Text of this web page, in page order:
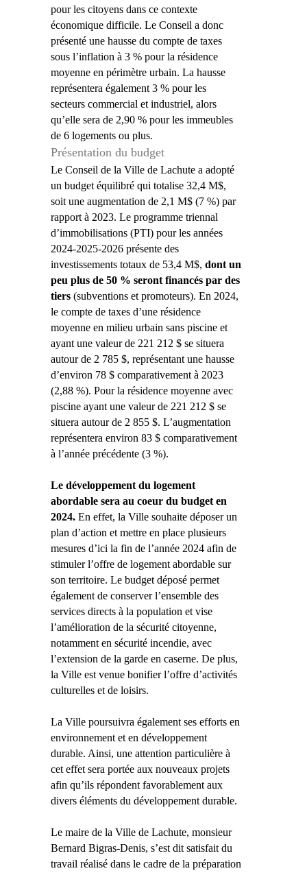
pour les citoyens dans ce contexte
économique difficile. Le Conseil a donc
présenté une hausse du compte de taxes
sous l’inflation à 3 % pour la résidence
moyenne en périmètre urbain. La hausse
représentera également 3 % pour les
secteurs commercial et industriel, alors
qu’elle sera de 2,90 % pour les immeubles
de 6 logements ou plus.
Présentation du budget
Le Conseil de la Ville de Lachute a adopté
un budget équilibré qui totalise 32,4 M$,
soit une augmentation de 2,1 M$ (7 %) par
rapport à 2023. Le programme triennal
d’immobilisations (PTI) pour les années
2024-2025-2026 présente des
investissements totaux de 53,4 M$, dont un
peu plus de 50 % seront financés par des
tiers (subventions et promoteurs). En 2024,
le compte de taxes d’une résidence
moyenne en milieu urbain sans piscine et
ayant une valeur de 221 212 $ se situera
autour de 2 785 $, représentant une hausse
d’environ 78 $ comparativement à 2023
(2,88 %). Pour la résidence moyenne avec
piscine ayant une valeur de 221 212 $ se
situera autour de 2 855 $. L’augmentation
représentera environ 83 $ comparativement
à l’année précédente (3 %).
Le développement du logement
abordable sera au coeur du budget en
2024. En effet, la Ville souhaite déposer un
plan d’action et mettre en place plusieurs
mesures d’ici la fin de l’année 2024 afin de
stimuler l’offre de logement abordable sur
son territoire. Le budget déposé permet
également de conserver l’ensemble des
services directs à la population et vise
l’amélioration de la sécurité citoyenne,
notamment en sécurité incendie, avec
l’extension de la garde en caserne. De plus,
la Ville est venue bonifier l’offre d’activités
culturelles et de loisirs.
La Ville poursuivra également ses efforts en
environnement et en développement
durable. Ainsi, une attention particulière à
cet effet sera portée aux nouveaux projets
afin qu’ils répondent favorablement aux
divers éléments du développement durable.
Le maire de la Ville de Lachute, monsieur
Bernard Bigras-Denis, s’est dit satisfait du
travail réalisé dans le cadre de la préparation